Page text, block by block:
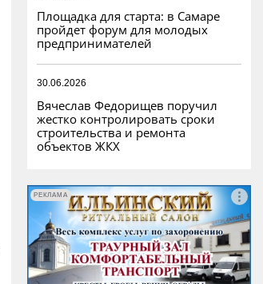
Площадка для старта: в Самаре
пройдет форум для молодых
предпринимателей
30.06.2026
Вячеслав Федорищев поручил
жестко контролировать сроки
строительства и ремонта
объектов ЖКХ
РЕКЛАМА